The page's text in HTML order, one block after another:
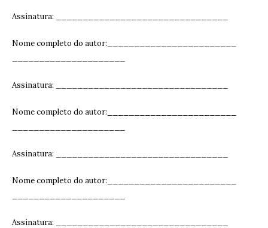
Assinatura: ______________________________
Nome completo do autor:________________________
Assinatura: ______________________________
Nome completo do autor:________________________
Assinatura: ______________________________
Nome completo do autor:________________________
Assinatura: ______________________________